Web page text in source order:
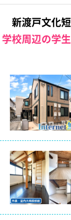
新渡戸文化
学校周辺の学